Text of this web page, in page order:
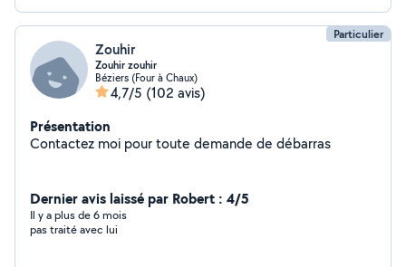
Particulier
Zouhir
Zouhir zouhir
Béziers (Four à Chaux)
4,7/5 (102 avis)
Présentation
Contactez moi pour toute demande de débarras
Dernier avis laissé par Robert : 4/5
Il y a plus de 6 mois
pas traité avec lui